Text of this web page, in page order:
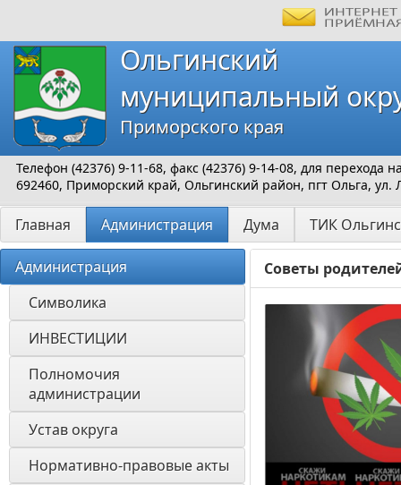
Ольгинский
муниципальный
Приморского края
Телефон (42376) 9-11-68, факс (42376) 9-14-08, для перехода
692460, Приморский край, Ольгинский район, пгт Ольга, ул.
Главная Администрация Дума ТИК
Администрация
Символика
ИНВЕСТИЦИИ
Полномочия
администрации
Устав округа
Нормативно-правовые акты
Советы